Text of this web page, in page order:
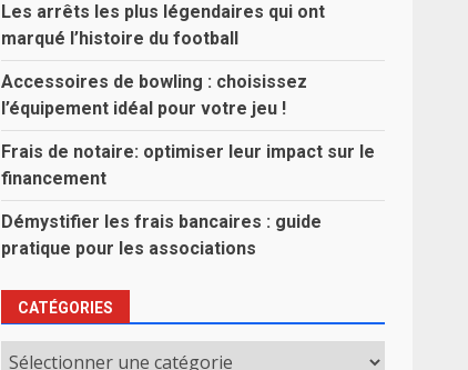
Les arrêts les plus légendaires qui ont
marqué l’histoire du football
Accessoires de bowling : choisissez
l’équipement idéal pour votre jeu !
Frais de notaire: optimiser leur impact sur le
financement
Démystifier les frais bancaires : guide
pratique pour les associations
CATÉGORIES
Catégories